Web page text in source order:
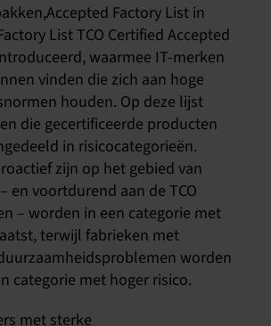
Factory List in
List TCO Certified Accepted
waarmee IT-merken
vinden die zich aan hoge
houden. Op deze lijst
die gecertificeerde producten
in risicocategorieën.
zijn op het gebied van
en voortdurend aan de TCO
– worden in een categorie met
terwijl fabrieken met
worden
categorie met hoger risico.
met sterke